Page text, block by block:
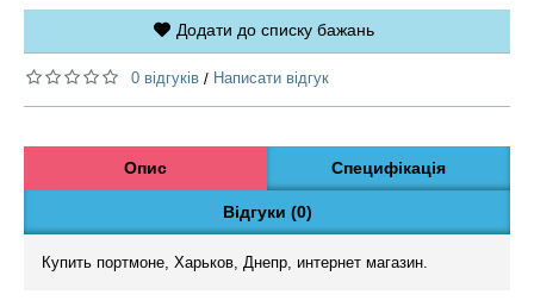
Додати до списку бажань
0 відгуків / Написати відгук
Опис Специфікація
Відгуки (0)
Купить портмоне, Харьков, Днепр, интернет магазин.